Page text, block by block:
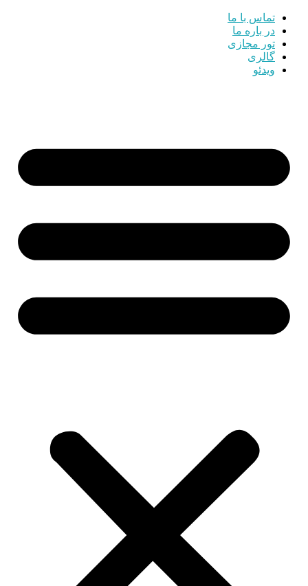
تماس با ما
در باره ما
تور مجازی
گالری
ویدئو